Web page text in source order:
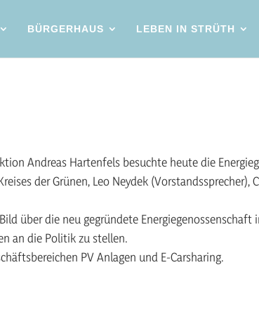
BÜRGERHAUS LEBEN IN STRÜTH
Andreas Hartenfels besuchte heute die
der Grünen, Leo Neydek
über die neu gegründete Energiegenossenschaft
an die Politik zu stellen.
PV Anlagen und E-Carsharing.